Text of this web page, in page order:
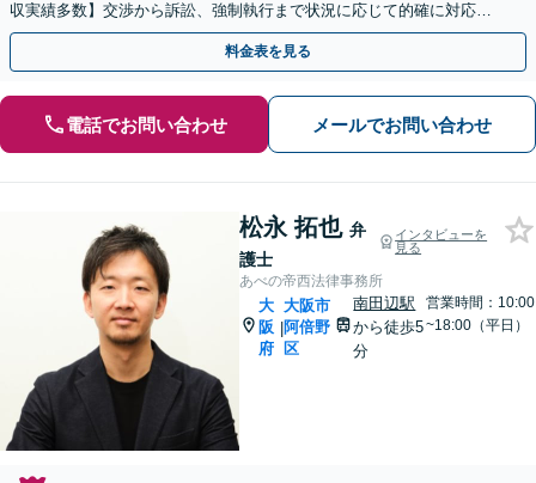
収実績多数】交渉から訴訟、強制執行まで状況に応じて的確に対応し
ます【扇町駅5分】
料金表を見る
電話でお問い合わせ メールでお問い合わせ
松永 拓也 弁
護士
インタビューを
見る
あべの帝西法律事務所
大
阪
府
|
大阪市
阿倍野
区
南田辺駅
から徒歩5
分
営業時間：10:00
~18:00（平日）